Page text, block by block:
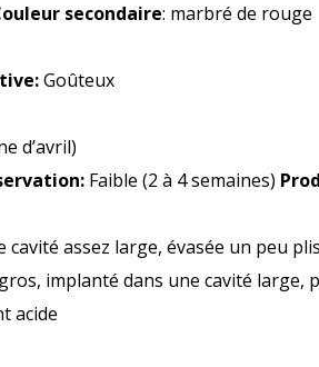
secondaire: marbré de rouge
Goûteux
d’avril)
Faible (2 à 4 semaines)
assez large, évasée un peu
implanté dans une cavité large,
acide